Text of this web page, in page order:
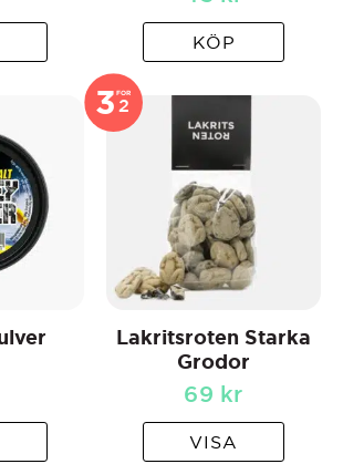
KÖP
3 FOR
2
Lakritsroten Starka
Grodor
69 kr
VISA